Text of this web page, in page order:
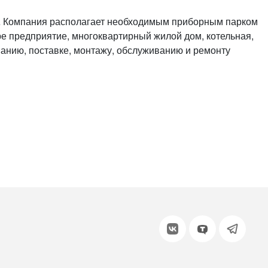
располагает необходимым приборным парком
предприятие, многоквартирный жилой дом, котельная,
поставке, монтажу, обслуживанию и ремонту